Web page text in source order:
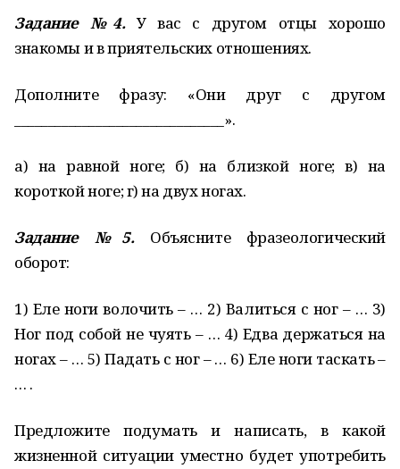
Задание №4.У вас с другом отцы хорошо
знакомы и в приятельских отношениях.
Дополните фразу: «Они друг с другом
_______________________________».
а) на равной ноге; б) на близкой ноге; в) на
короткой ноге; г) на двух ногах.
Задание №5.Объясните фразеологический
оборот:
1) Еле ноги волочить – … 2) Валиться с ног – … 3)
Ног под собой не чуять – … 4) Едва держаться на
ногах – … 5) Падать с ног – … 6) Еле ноги таскать –
… .
Предложите подумать и написать, в какой
жизненной ситуации уместно будет употребить